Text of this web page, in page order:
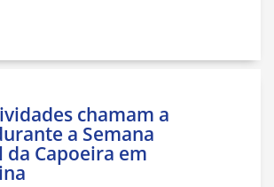
chamam a
a Semana
da Capoeira em